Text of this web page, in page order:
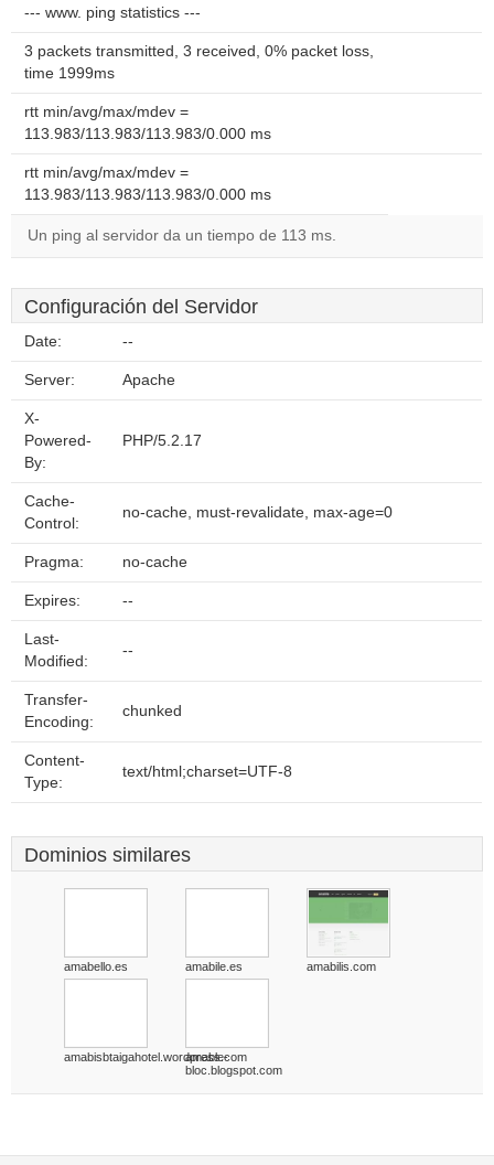
--- www. ping statistics ---
3 packets transmitted, 3 received, 0% packet loss,
time 1999ms
rtt min/avg/max/mdev =
113.983/113.983/113.983/0.000 ms
rtt min/avg/max/mdev =
113.983/113.983/113.983/0.000 ms
Un ping al servidor da un tiempo de 113 ms.
Configuración del Servidor
Date: --
Server: Apache
X-
Powered-
By:
PHP/5.2.17
Cache-
Control:
no-cache, must-revalidate, max-age=0
Pragma: no-cache
Expires: --
Last-
Modified:
--
Transfer-
Encoding:
chunked
Content-
Type:
text/html;charset=UTF-8
Dominios similares
amabello.es amabile.es amabilis.com
amabisbtaigahotel.wordpress.com
amable-
bloc.blogspot.com